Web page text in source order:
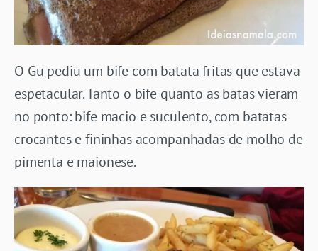
O Gu pediu um bife com batata fritas que estava
espetacular. Tanto o bife quanto as batas vieram
no ponto: bife macio e suculento, com batatas
crocantes e fininhas acompanhadas de molho de
pimenta e maionese.